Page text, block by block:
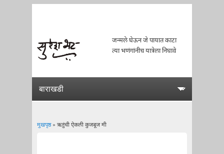
जन्मले घेऊन जे पायात काटा
त्या भणंगांनीच यात्रेला निघावे
मुखपृष्ठ» ऋतुंची ऐकली कुजबूज मी